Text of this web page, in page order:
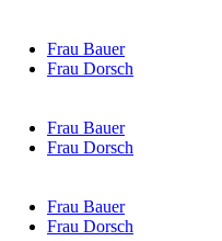
Frau Bauer
Frau Dorsch
Frau Bauer
Frau Dorsch
Frau Bauer
Frau Dorsch